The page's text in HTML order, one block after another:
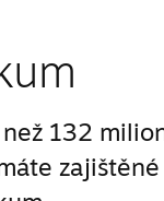
132
zajištěné